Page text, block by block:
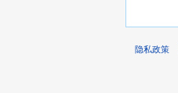
隐私政策